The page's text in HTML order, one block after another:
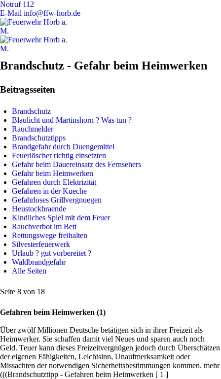
Notruf 112
E-Mail info@ffw-horb.de
Brandschutz - Gefahr beim Heimwerken
Beitragsseiten
Brandschutz
Blaulicht und Martinshorn ? Was tun ?
Rauchmelder
Brandschutztipps
Brandgefahr durch Duengemittel
Feuerlöscher richtig einsetzten
Gefahr beim Dauereinsatz des Fernsehers
Gefahr beim Heimwerken
Gefahren durch Elektrizität
Gefahren in der Kueche
Gefahrloses Grillvergnuegen
Heustockbraende
Kindliches Spiel mit dem Feuer
Rauchverbot im Bett
Rettungswege freihalten
Silvesterfeuerwerk
Urlaub ? gut vorbereitet ?
Waldbrandgefahr
Alle Seiten
Seite 8 von 18
Gefahren beim Heimwerken (1)
Über zwölf Millionen Deutsche betätigen sich in ihrer Freizeit als
Heimwerker. Sie schaffen damit viel Neues und sparen auch noch
Geld. Teuer kann dieses Freizeitvergnügen jedoch durch Überschätzen
der eigenen Fähigkeiten, Leichtsinn, Unaufmerksamkeit oder
Missachten der notwendigen Sicherheitsbestimmungen kommen. mehr
(((Brandschutztipp - Gefahren beim Heimwerken [ 1 ]